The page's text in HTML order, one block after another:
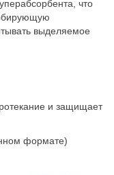
что
выделяемое
и защищает
формате​)